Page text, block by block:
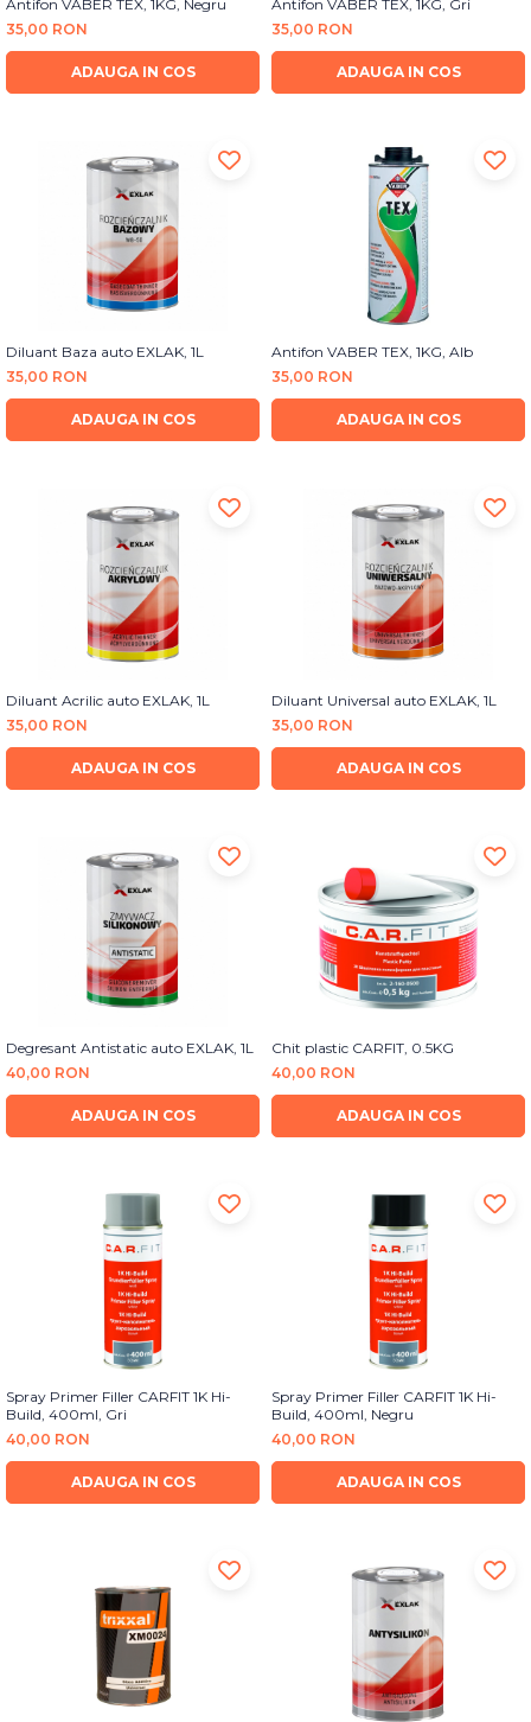
Antifon VABER TEX, 1KG, Negru
35,00 RON
ADAUGA IN COS
Antifon VABER TEX, 1KG, Gri
35,00 RON
ADAUGA IN COS
Diluant Baza auto EXLAK, 1L
35,00 RON
ADAUGA IN COS
Antifon VABER TEX, 1KG, Alb
35,00 RON
ADAUGA IN COS
Diluant Acrilic auto EXLAK, 1L
35,00 RON
ADAUGA IN COS
Diluant Universal auto EXLAK, 1L
35,00 RON
ADAUGA IN COS
Degresant Antistatic auto EXLAK, 1L
40,00 RON
ADAUGA IN COS
Chit plastic CARFIT, 0.5KG
40,00 RON
ADAUGA IN COS
Spray Primer Filler CARFIT 1K Hi-
Build, 400ml, Gri
40,00 RON
ADAUGA IN COS
Spray Primer Filler CARFIT 1K Hi-
Build, 400ml, Negru
40,00 RON
ADAUGA IN COS